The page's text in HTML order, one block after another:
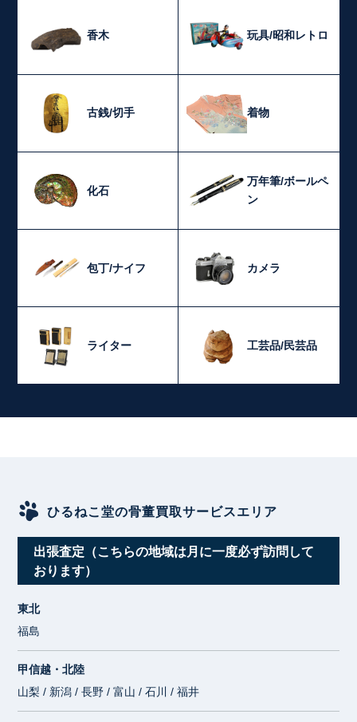
香木 玩具/昭和レトロ
古銭/切手 着物
化石
万年筆/ボールペ
ン
包丁/ナイフ カメラ
ライター 工芸品/民芸品
ひるねこ堂の骨董買取サービスエリア
出張査定（こちらの地域は月に一度必ず訪問して
おります）
東北
福島
甲信越・北陸
山梨 / 新潟 / 長野 / 富山 / 石川 / 福井